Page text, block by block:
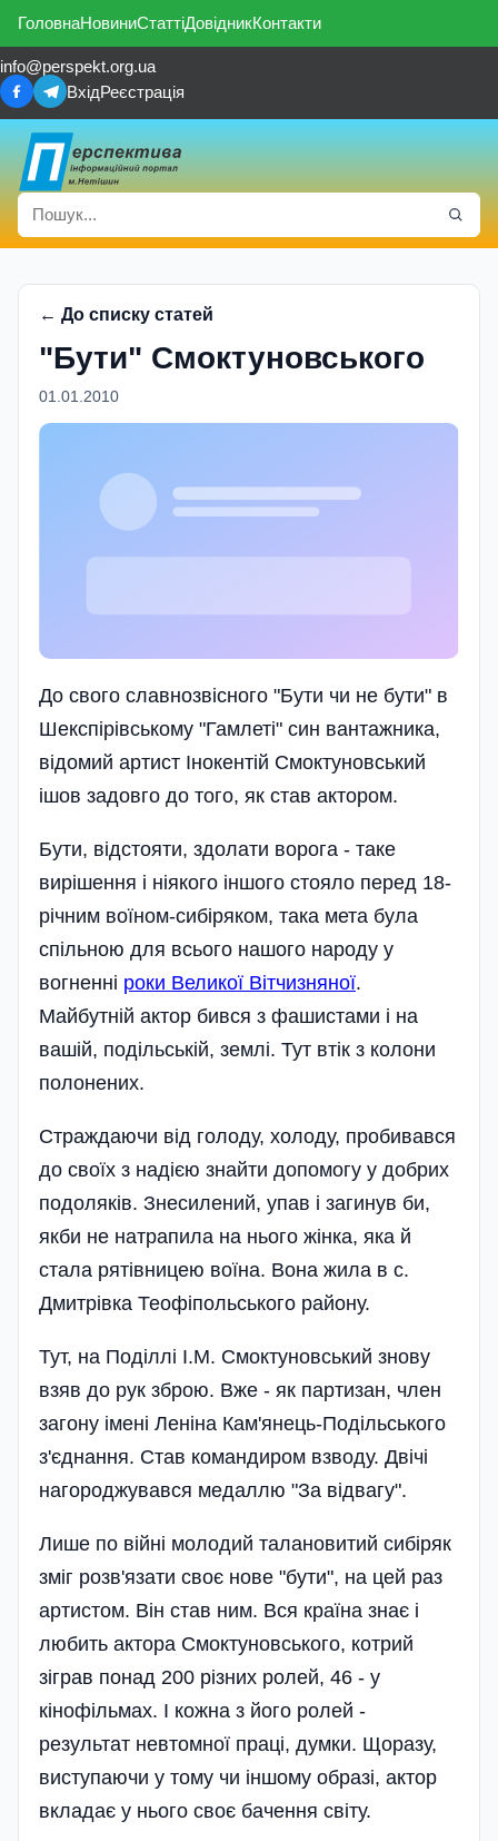
ГоловнаНовиниСтаттіДовідникКонтакти
info@perspekt.org.ua
ВхідРеєстрація
← До списку статей
"Бути" Смоктуновського
01.01.2010
До свого славнозвісного "Бути чи не бути" в
Шекспірівському "Гамлеті" син вантажника,
відомий артист Інокентій Смоктуновський
ішов задовго до того, як став актором.
Бути, відстояти, здолати ворога - таке
вирішення і ніякого іншого стояло перед 18-
річним воїном-сибіряком, така мета була
спільною для всього нашого народу у
вогненні роки Великої Вітчизняної.
Майбутній актор бився з фашистами і на
вашій, подільській, землі. Тут втік з колони
полонених.
Страждаючи від голоду, холоду, пробивався
до своїх з надією знайти допомогу у добрих
подоляків. Знесилений, упав і загинув би,
якби не натрапила на нього жінка, яка й
стала рятівницею воїна. Вона жила в с.
Дмитрівка Теофіпольського району.
Тут, на Поділлі І.М. Смоктуновський знову
взяв до рук зброю. Вже - як партизан, член
загону імені Леніна Кам'янець-Подільського
з'єднання. Став командиром взводу. Двічі
нагороджувався медаллю "За відвагу".
Лише по війні молодий талановитий сибіряк
зміг розв'язати своє нове "бути", на цей раз
артистом. Він став ним. Вся країна знає і
любить актора Смоктуновського, котрий
зіграв понад 200 різних ролей, 46 - у
кінофільмах. І кожна з його ролей -
результат невтомної праці, думки. Щоразу,
виступаючи у тому чи іншому образі, актор
вкладає у нього своє бачення світу.